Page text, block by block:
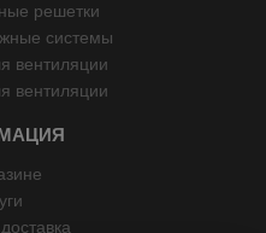
решетки
системы
вентиляции
вентиляции